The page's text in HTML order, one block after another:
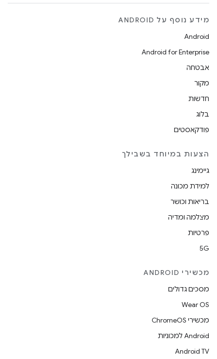
מידע נוסף על ANDROID
Android
Android for Enterprise
אבטחה
מקור
חדשות
בלוג
פודקאסטים
הצעות במיוחד בשבילך
גיימינג
למידת מכונה
בריאות וכושר
מצלמה ומדיה
פרטיות
5G
מכשירי ANDROID
מסכים גדולים
Wear OS
מכשירי ChromeOS
Android למכוניות
Android TV